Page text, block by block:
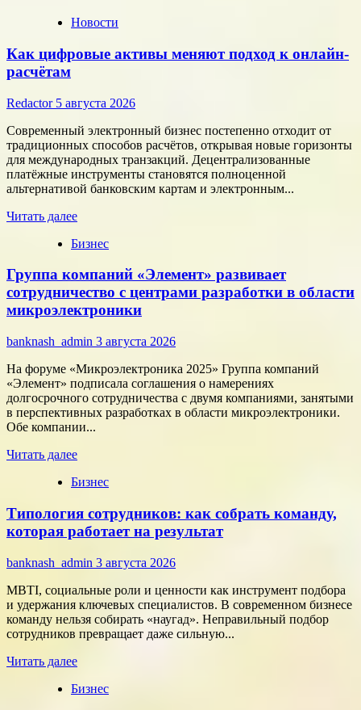
Новости
Как цифровые активы меняют подход к онлайн-
расчётам
Redactor 5 августа 2026
Современный электронный бизнес постепенно отходит от
традиционных способов расчётов, открывая новые горизонты
для международных транзакций. Децентрализованные
платёжные инструменты становятся полноценной
альтернативой банковским картам и электронным...
Читать далееПрочитать
о
цифровые
активы
меняют
подход
онлайн-
Бизнес
Группа компаний «Элемент» развивает
сотрудничество с центрами разработки в области
микроэлектроники
banknash_admin 3 августа 2026
На форуме «Микроэлектроника 2025» Группа компаний
«Элемент» подписала соглашения о намерениях
долгосрочного сотрудничества с двумя компаниями, занятыми
в перспективных разработках в области микроэлектроники.
Обе компании...
Читать далееПрочитать
о
компаний
«Элемент»
развивает
сотрудничество
с
разработки
в
области
микроэлектроники
Бизнес
Типология сотрудников: как собрать команду,
которая работает на результат
banknash_admin 3 августа 2026
MBTI, социальные роли и ценности как инструмент подбора
и удержания ключевых специалистов. В современном бизнесе
команду нельзя собирать «наугад». Неправильный подбор
сотрудников превращает даже сильную...
Читать далееПрочитать
о
Бизнес